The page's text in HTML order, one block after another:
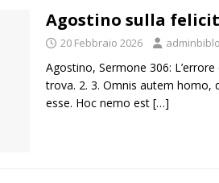
Agostino sulla
20 Febbraio 2026
Agostino, Sermone 306:
trova. 2. 3. Omnis autem homo,
esse. Hoc nemo est […]